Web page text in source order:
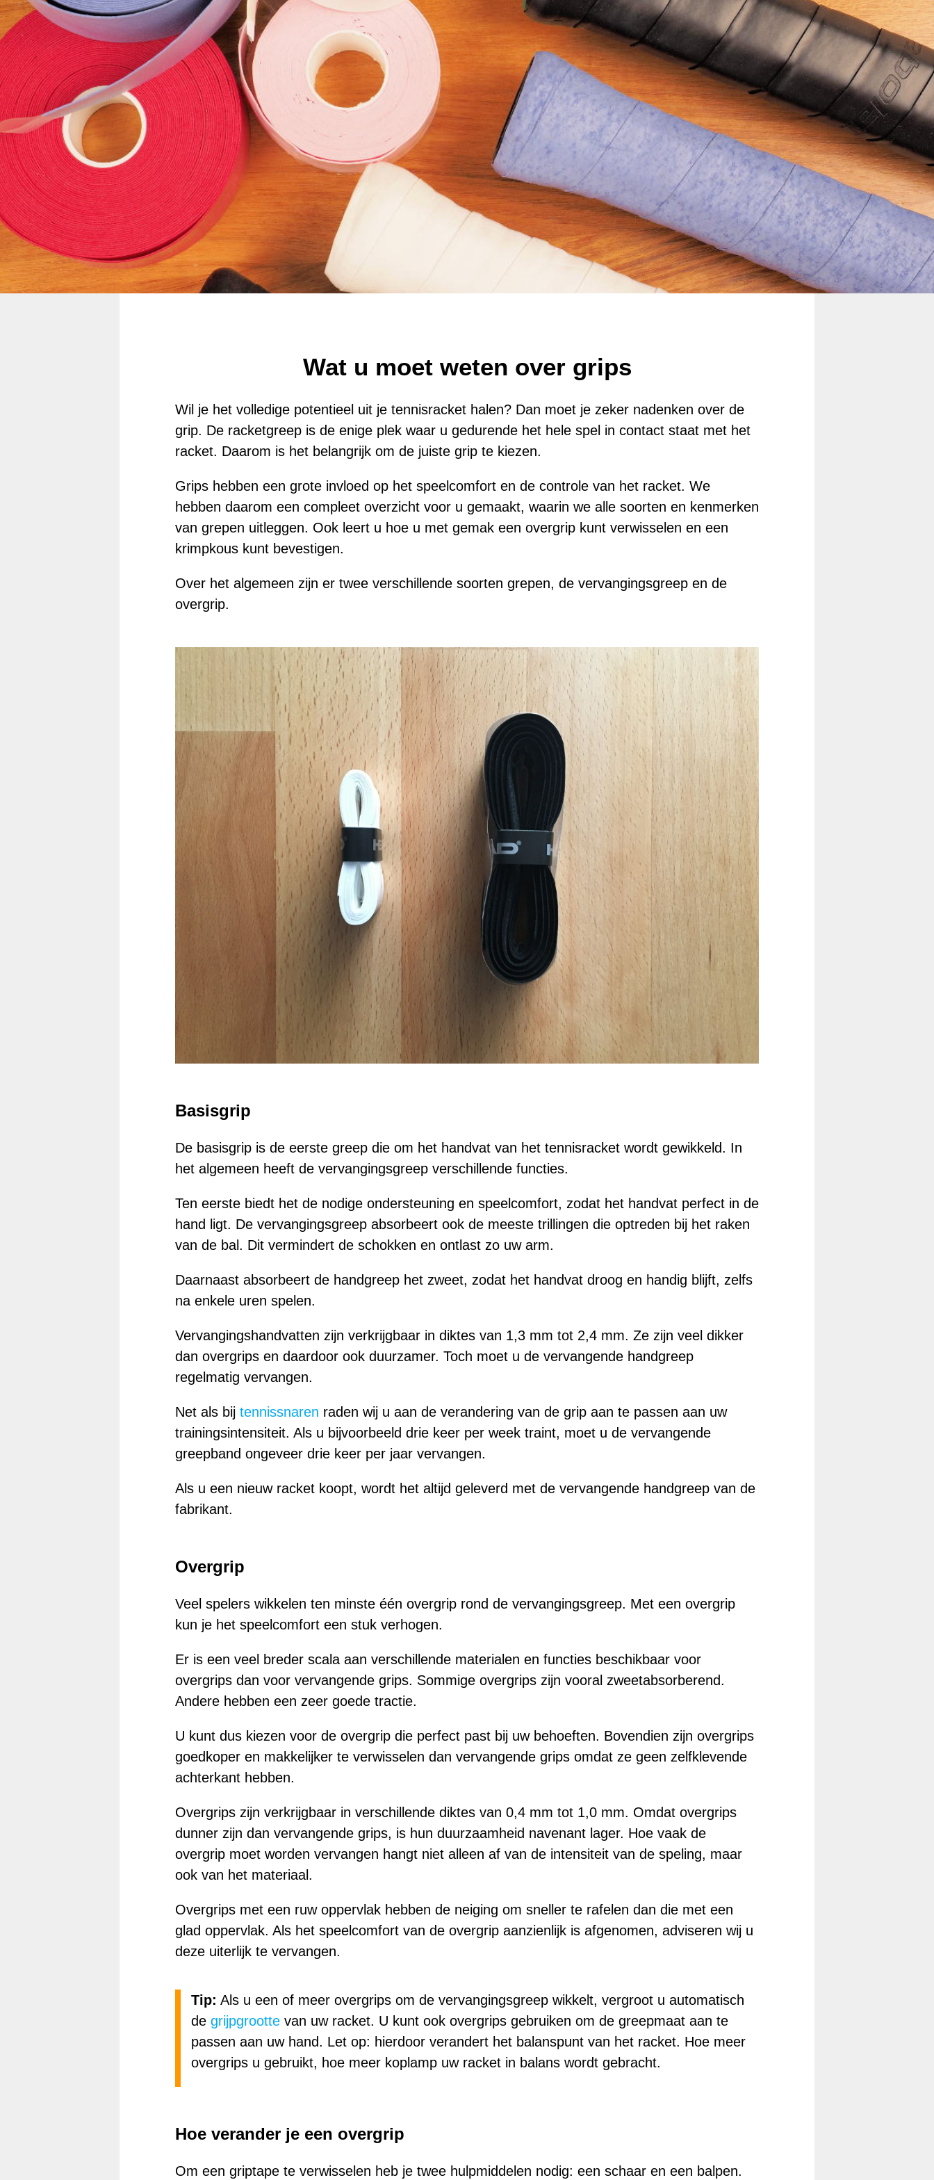
Wat u moet weten over grips
Wil je het volledige potentieel uit je tennisracket halen? Dan moet je zeker nadenken over de
grip. De racketgreep is de enige plek waar u gedurende het hele spel in contact staat met het
racket. Daarom is het belangrijk om de juiste grip te kiezen.
Grips hebben een grote invloed op het speelcomfort en de controle van het racket. We
hebben daarom een compleet overzicht voor u gemaakt, waarin we alle soorten en kenmerken
van grepen uitleggen. Ook leert u hoe u met gemak een overgrip kunt verwisselen en een
krimpkous kunt bevestigen.
Over het algemeen zijn er twee verschillende soorten grepen, de vervangingsgreep en de
overgrip.
Basisgrip
De basisgrip is de eerste greep die om het handvat van het tennisracket wordt gewikkeld. In
het algemeen heeft de vervangingsgreep verschillende functies.
Ten eerste biedt het de nodige ondersteuning en speelcomfort, zodat het handvat perfect in de
hand ligt. De vervangingsgreep absorbeert ook de meeste trillingen die optreden bij het raken
van de bal. Dit vermindert de schokken en ontlast zo uw arm.
Daarnaast absorbeert de handgreep het zweet, zodat het handvat droog en handig blijft, zelfs
na enkele uren spelen.
Vervangingshandvatten zijn verkrijgbaar in diktes van 1,3 mm tot 2,4 mm. Ze zijn veel dikker
dan overgrips en daardoor ook duurzamer. Toch moet u de vervangende handgreep
regelmatig vervangen.
Net als bij tennissnaren raden wij u aan de verandering van de grip aan te passen aan uw
trainingsintensiteit. Als u bijvoorbeeld drie keer per week traint, moet u de vervangende
greepband ongeveer drie keer per jaar vervangen.
Als u een nieuw racket koopt, wordt het altijd geleverd met de vervangende handgreep van de
fabrikant.
Overgrip
Veel spelers wikkelen ten minste één overgrip rond de vervangingsgreep. Met een overgrip
kun je het speelcomfort een stuk verhogen.
Er is een veel breder scala aan verschillende materialen en functies beschikbaar voor
overgrips dan voor vervangende grips. Sommige overgrips zijn vooral zweetabsorberend.
Andere hebben een zeer goede tractie.
U kunt dus kiezen voor de overgrip die perfect past bij uw behoeften. Bovendien zijn overgrips
goedkoper en makkelijker te verwisselen dan vervangende grips omdat ze geen zelfklevende
achterkant hebben.
Overgrips zijn verkrijgbaar in verschillende diktes van 0,4 mm tot 1,0 mm. Omdat overgrips
dunner zijn dan vervangende grips, is hun duurzaamheid navenant lager. Hoe vaak de
overgrip moet worden vervangen hangt niet alleen af van de intensiteit van de speling, maar
ook van het materiaal.
Overgrips met een ruw oppervlak hebben de neiging om sneller te rafelen dan die met een
glad oppervlak. Als het speelcomfort van de overgrip aanzienlijk is afgenomen, adviseren wij u
deze uiterlijk te vervangen.
Tip: Als u een of meer overgrips om de vervangingsgreep wikkelt, vergroot u automatisch
de grijpgrootte van uw racket. U kunt ook overgrips gebruiken om de greepmaat aan te
passen aan uw hand. Let op: hierdoor verandert het balanspunt van het racket. Hoe meer
overgrips u gebruikt, hoe meer koplamp uw racket in balans wordt gebracht.
Hoe verander je een overgrip
Om een griptape te verwisselen heb je twee hulpmiddelen nodig: een schaar en een balpen.